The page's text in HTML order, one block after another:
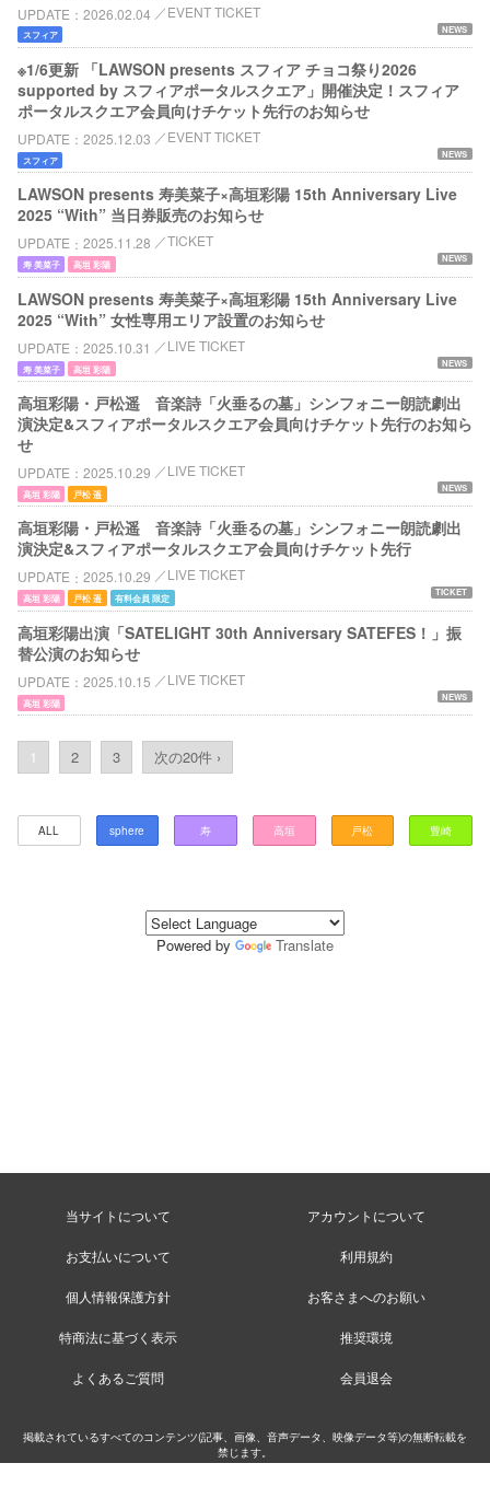
UPDATE 2026.02.04 EVENT TICKET
NEWS
スフィア
※1/6更新 「LAWSON presents スフィア チョコ祭り2026
supported by スフィアポータルスクエア」開催決定！スフィア
ポータルスクエア会員向けチケット先行のお知らせ
UPDATE 2025.12.03 EVENT TICKET
NEWS
スフィア
LAWSON presents 寿美菜子×高垣彩陽 15th Anniversary Live
2025 “With” 当日券販売のお知らせ
UPDATE 2025.11.28 TICKET
NEWS
寿 美菜子 高垣 彩陽
LAWSON presents 寿美菜子×高垣彩陽 15th Anniversary Live
2025 “With” 女性専用エリア設置のお知らせ
UPDATE 2025.10.31 LIVE TICKET
NEWS
寿 美菜子 高垣 彩陽
高垣彩陽・戸松遥 音楽詩「火垂るの墓」シンフォニー朗読劇出
演決定&スフィアポータルスクエア会員向けチケット先行のお知ら
せ
UPDATE 2025.10.29 LIVE TICKET
NEWS
高垣 彩陽 戸松 遥
高垣彩陽・戸松遥 音楽詩「火垂るの墓」シンフォニー朗読劇出
演決定&スフィアポータルスクエア会員向けチケット先行
UPDATE 2025.10.29 LIVE TICKET
TICKET
高垣 彩陽 戸松 遥 有料会員 限定
高垣彩陽出演「SATELIGHT 30th Anniversary SATEFES！」振
替公演のお知らせ
UPDATE 2025.10.15 LIVE TICKET
NEWS
高垣 彩陽
1 2 3 次の20件 ›
ALL sphere 寿 高垣 戸松 豊崎
Powered by Translate
当サイトについて アカウントについて
お支払いについて 利用規約
個人情報保護方針 お客さまへのお願い
特商法に基づく表示 推奨環境
よくあるご質問 会員退会
掲載されているすべてのコンテンツ(記事、画像、音声データ、映像データ等)の無断転載を
禁じます。